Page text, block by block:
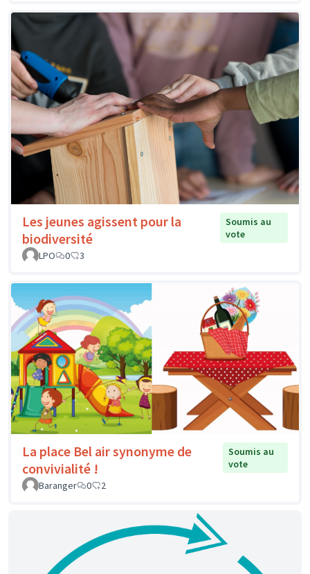
Les jeunes agissent pour la
biodiversité
Soumis au
vote
LPO
0 3
La place Bel air synonyme de
convivialité !
Soumis au
vote
Baranger
0 2